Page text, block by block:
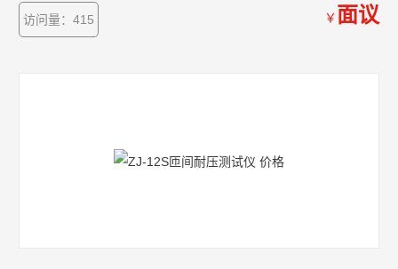
差别，本公司为您提供*的解决方案。
访问量：415
￥ 面议